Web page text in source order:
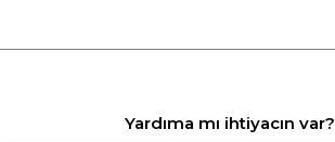
Yardıma mı ihtiyacın var?